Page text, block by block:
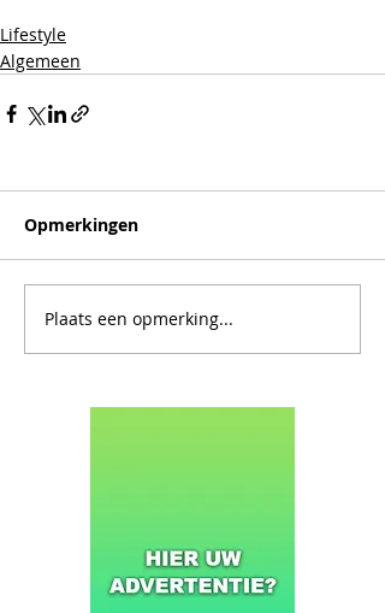
Lifestyle
Algemeen
Opmerkingen
Plaats een opmerking...